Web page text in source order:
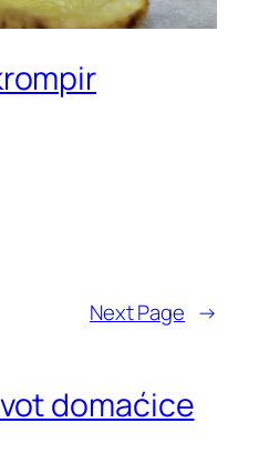
Next Page →
domaćice